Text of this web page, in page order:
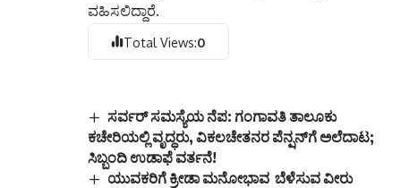
ವಹಿಸಲಿದ್ದಾರೆ.
Total Views:0
ಸರ್ವರ್ ಸಮಸ್ಯೆಯ ನೆಪ: ಗಂಗಾವತಿ ತಾಲೂಕು
ಕಚೇರಿಯಲ್ಲಿ ವೃದ್ಧರು, ವಿಕಲಚೇತನರ ಪೆನ್ಷನ್‌ಗೆ ಅಲೆದಾಟ;
ಸಿಬ್ಬಂದಿ ಉಡಾಫೆ ವರ್ತನೆ!
ಯುವಕರಿಗೆ ಕ್ರೀಡಾ ಮನೋಭಾವ ಬೆಳೆಸುವ ವೀರು